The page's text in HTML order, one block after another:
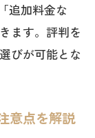
る回収業
と注意点
追加料金な
ます。評判を
びが可能とな
意点を解説